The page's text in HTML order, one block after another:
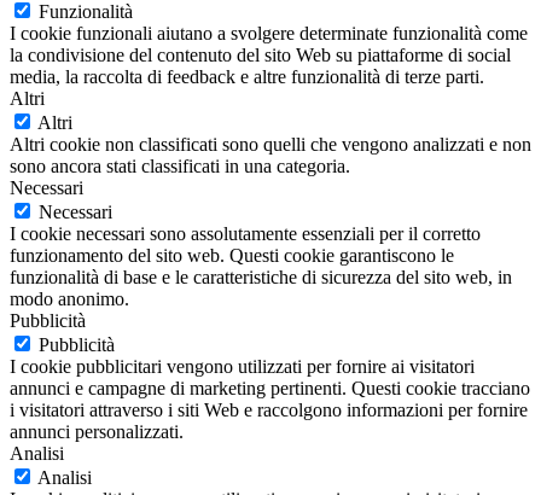
Funzionalità
I cookie funzionali aiutano a svolgere determinate funzionalità come
la condivisione del contenuto del sito Web su piattaforme di social
media, la raccolta di feedback e altre funzionalità di terze parti.
Altri
Altri
Altri cookie non classificati sono quelli che vengono analizzati e non
sono ancora stati classificati in una categoria.
Necessari
Necessari
I cookie necessari sono assolutamente essenziali per il corretto
funzionamento del sito web. Questi cookie garantiscono le
funzionalità di base e le caratteristiche di sicurezza del sito web, in
modo anonimo.
Pubblicità
Pubblicità
I cookie pubblicitari vengono utilizzati per fornire ai visitatori
annunci e campagne di marketing pertinenti. Questi cookie tracciano
i visitatori attraverso i siti Web e raccolgono informazioni per fornire
annunci personalizzati.
Analisi
Analisi